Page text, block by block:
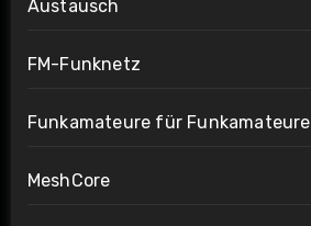
Austausch
FM-Funknetz
Funkamateure für Funkamateure
MeshCore